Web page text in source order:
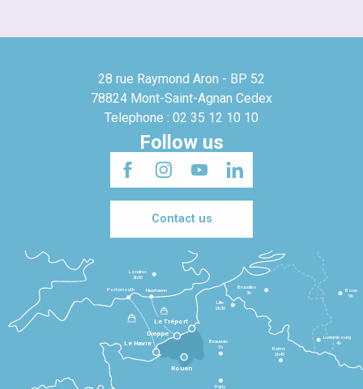
28 rue Raymond Aron - BP 52
78824 Mont-Saint-Agnan Cedex
Telephone : 02 35 12 10 10
Follow us
Contact us
Le Havre
Dieppe
Le Tréport
Paris
Beauvais
1h
Reims
2h45
Lille
2h30
Bruxelles
3h
Londres
3h30
Newhaven
Portsmouth
Bonn
5h
Luxembourg
4h
Rouen